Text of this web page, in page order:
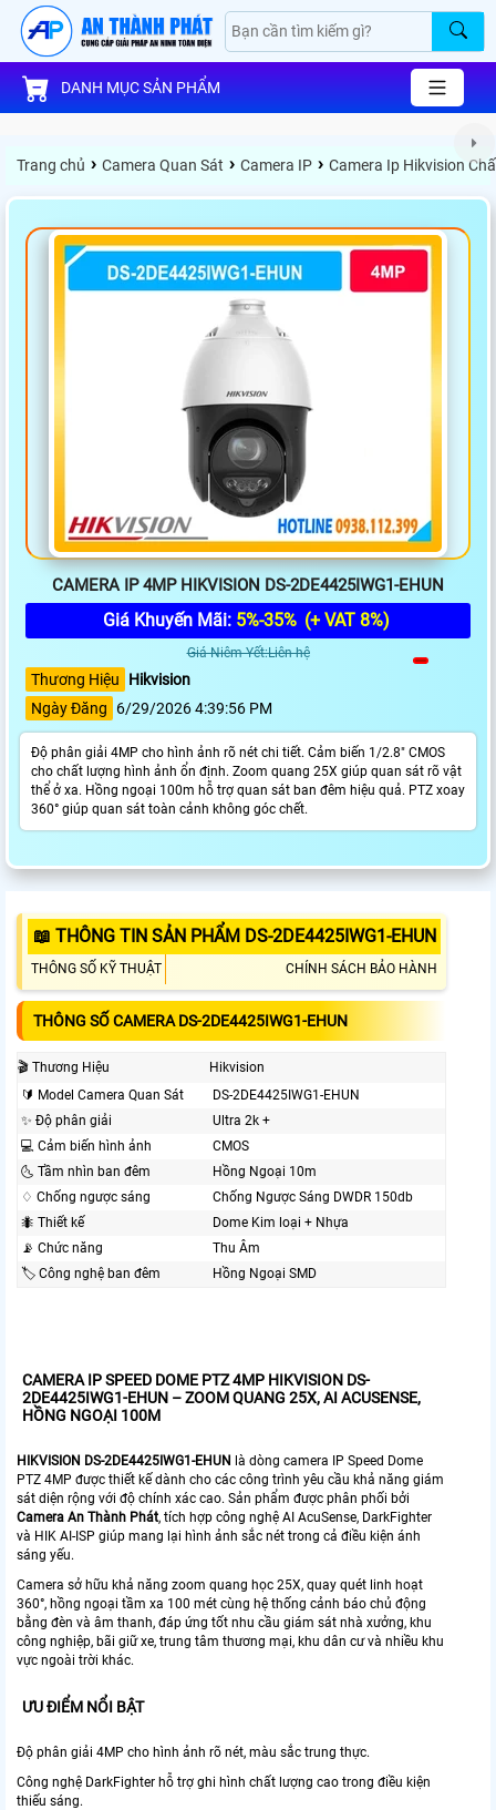
DANH MỤC SẢN PHẨM
Trang chủ › Camera Quan Sát › Camera IP › Camera Ip Hikvision
CAMERA IP 4MP HIKVISION DS-2DE4425IWG1-EHUN
Giá Khuyến Mãi: 5%-35% (+ VAT 8%)
Giá Niêm Yết:Liên hệ
Thương Hiệu
Hikvision
Ngày Đăng
6/29/2026 4:39:56 PM
Độ phân giải 4MP cho hình ảnh rõ nét chi tiết. Cảm biến 1/2.8" CMOS
cho chất lượng hình ảnh ổn định. Zoom quang 25X giúp quan sát rõ vật
thể ở xa. Hồng ngoại 100m hỗ trợ quan sát ban đêm hiệu quả. PTZ xoay
360° giúp quan sát toàn cảnh không góc chết.
📖 THÔNG TIN SẢN PHẨM DS-2DE4425IWG1-EHUN
THÔNG SỐ KỸ THUẬT CHÍNH SÁCH BẢO HÀNH
THÔNG SỐ CAMERA DS-2DE4425IWG1-EHUN
🎬 Thương Hiệu
Hikvision
🔰 Model Camera Quan Sát
DS-2DE4425IWG1-EHUN
✨ Độ phân giải
Ultra 2k +
💻 Cảm biến hình ảnh
CMOS
🌜 Tầm nhìn ban đêm
Hồng Ngoại 10m
♢ Chống ngược sáng
Chống Ngược Sáng DWDR 150db
🐜 Thiết kế
Dome Kim loại + Nhựa
📡 Chức năng
Thu Âm
🏷 Công nghệ ban đêm
Hồng Ngoại SMD
CAMERA IP SPEED DOME PTZ 4MP HIKVISION DS-
2DE4425IWG1-EHUN – ZOOM QUANG 25X, AI ACUSENSE,
HỒNG NGOẠI 100M
HIKVISION DS-2DE4425IWG1-EHUN là dòng camera IP Speed Dome
PTZ 4MP được thiết kế dành cho các công trình yêu cầu khả năng giám
sát diện rộng với độ chính xác cao. Sản phẩm được phân phối bởi
Camera An Thành Phát, tích hợp công nghệ AI AcuSense, DarkFighter
và HIK AI-ISP giúp mang lại hình ảnh sắc nét trong cả điều kiện ánh
sáng yếu.
Camera sở hữu khả năng zoom quang học 25X, quay quét linh hoạt
360°, hồng ngoại tầm xa 100 mét cùng hệ thống cảnh báo chủ động
bằng đèn và âm thanh, đáp ứng tốt nhu cầu giám sát nhà xưởng, khu
công nghiệp, bãi giữ xe, trung tâm thương mại, khu dân cư và nhiều khu
vực ngoài trời khác.
ƯU ĐIỂM NỔI BẬT
Độ phân giải 4MP cho hình ảnh rõ nét, màu sắc trung thực.
Công nghệ DarkFighter hỗ trợ ghi hình chất lượng cao trong điều kiện
thiếu sáng.